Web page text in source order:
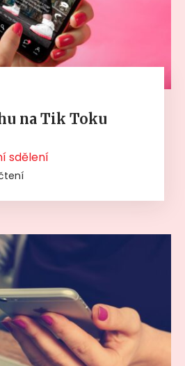
na Tik Toku
sdělení